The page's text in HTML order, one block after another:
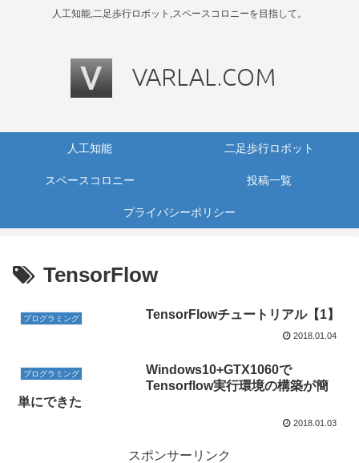
人工知能,二足歩行ロボット,スペースコロニーを目指して。
人工知能 二足歩行ロボット
スペースコロニー 投稿一覧
プライバシーポリシー
TensorFlow
プログラミング TensorFlowチュートリアル【1】
2018.01.04
プログラミング
Windows10+GTX1060で
Tensorflow実行環境の構築が簡
単にできた
2018.01.03
スポンサーリンク